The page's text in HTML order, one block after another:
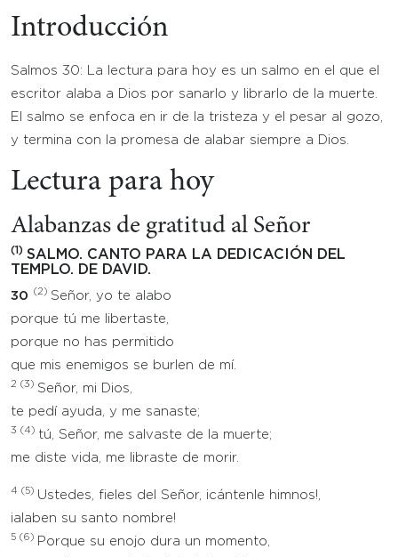
Introducción
Salmos 30: La lectura para hoy es un salmo en el que el
escritor alaba a Dios por sanarlo y librarlo de la muerte.
El salmo se enfoca en ir de la tristeza y el pesar al gozo,
y termina con la promesa de alabar siempre a Dios.
Lectura para hoy
Alabanzas de gratitud al Señor
(1) SALMO. CANTO PARA LA DEDICACIÓN DEL
TEMPLO. DE DAVID.
30 (2) Señor, yo te alabo
porque tú me libertaste,
porque no has permitido
que mis enemigos se burlen de mí.
2 (3) Señor, mi Dios,
te pedí ayuda, y me sanaste;
3 (4) tú, Señor, me salvaste de la muerte;
me diste vida, me libraste de morir.
4 (5) Ustedes, fieles del Señor, ¡cántenle himnos!,
¡alaben su santo nombre!
5 (6) Porque su enojo dura un momento,